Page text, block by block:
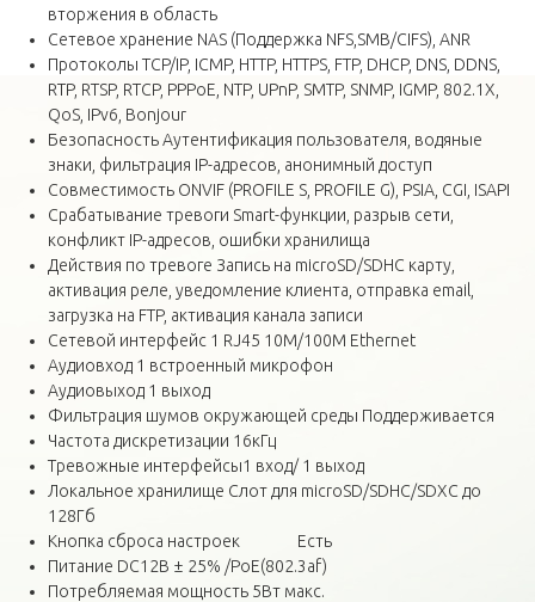
вторжения в область
Сетевое хранение NAS (Поддержка NFS,SMB/CIFS), ANR
Протоколы TCP/IP, ICMP, HTTP, HTTPS, FTP, DHCP, DNS, DDNS,
RTP, RTSP, RTCP, PPPoE, NTP, UPnP, SMTP, SNMP, IGMP, 802.1X,
QoS, IPv6, Bonjour
Безопасность Аутентификация пользователя, водяные
знаки, фильтрация IP-адресов, анонимный доступ
Совместимость ONVIF (PROFILE S, PROFILE G), PSIA, CGI, ISAPI
Срабатывание тревоги Smart-функции, разрыв сети,
конфликт IP-адресов, ошибки хранилища
Действия по тревоге Запись на microSD/SDHC карту,
активация реле, уведомление клиента, отправка email,
загрузка на FTP, активация канала записи
Сетевой интерфейс 1 RJ45 10M/100M Ethernet
Аудиовход 1 встроенный микрофон
Аудиовыход 1 выход
Фильтрация шумов окружающей среды Поддерживается
Частота дискретизации 16кГц
Тревожные интерфейсы1 вход/ 1 выход
Локальное хранилище Слот для microSD/SDHC/SDXC до
128Гб
Кнопка сброса настроек Есть
Питание DC12В ± 25% /PoE(802.3af)
Потребляемая мощность 5Вт макс.